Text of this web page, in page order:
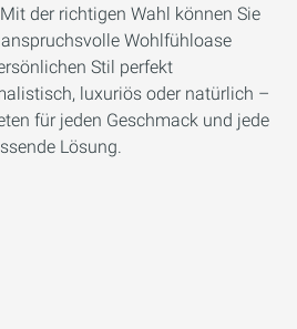
der richtigen Wahl können Sie
Wohlfühloase
Stil perfekt
luxuriös oder natürlich –
für jeden Geschmack und jede
Lösung.